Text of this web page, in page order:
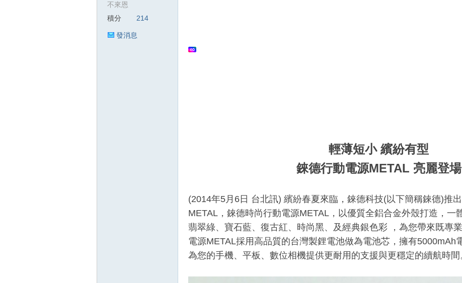
不來恩
積分
214
發消息
輕薄短小 繽紛有型
錸德行動電源METAL 亮麗登場
(2014年5月6日 台北訊) 繽紛春夏來臨，錸德科技(以下簡稱錸德)推
METAL，錸德時尚行動電源METAL，以優質全鋁合金外殼打造，一
翡翠綠、寶石藍、復古紅、時尚黑、及經典銀色彩 ，為您帶來既專
電源METAL採用高品質的台灣製鋰電池做為電池芯，擁有5000mAh
為您的手機、平板、數位相機提供更耐用的支援與更穩定的續航時間